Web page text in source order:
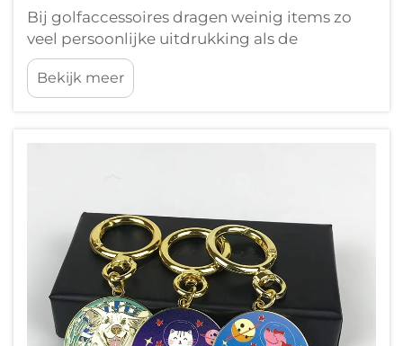
Bij golfaccessoires dragen weinig items zo
veel persoonlijke uitdrukking als de
balmarker. Dit kleine, maar belangrijke stukje
uitrusting bevindt zich op het snijpunt van
functie en mode, en biedt golfers de kans om
Bekijk meer